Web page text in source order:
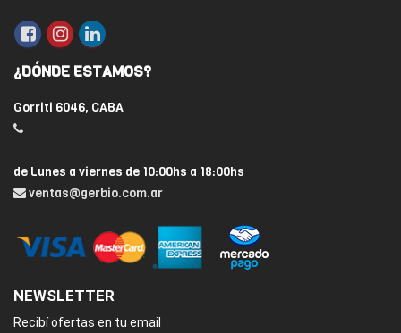
¿DÓNDE ESTAMOS?
Gorriti 6046, CABA
de Lunes a viernes de 10:00hs a 18:00hs
ventas@gerbio.com.ar
NEWSLETTER
Recibí ofertas en tu email